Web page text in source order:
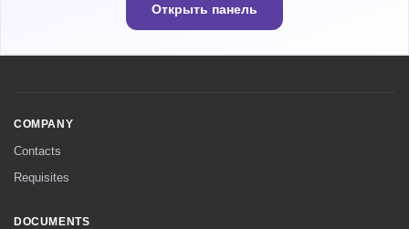
Открыть панель
COMPANY
Contacts
Requisites
DOCUMENTS